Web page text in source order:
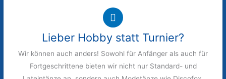
Lieber Hobby statt Turnier?
Wir können auch anders! Sowohl für Anfänger als auch für
Fortgeschrittene bieten wir nicht nur Standard- und